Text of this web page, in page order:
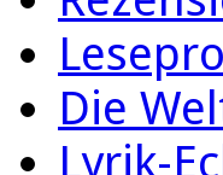
Die
Lyrik-